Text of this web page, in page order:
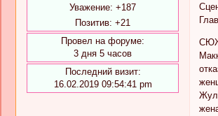
Уважение: +187
Позитив: +21
Провел на форуме:
3 дня 5 часов
Последний визит:
16.02.2019 09:54:41 pm